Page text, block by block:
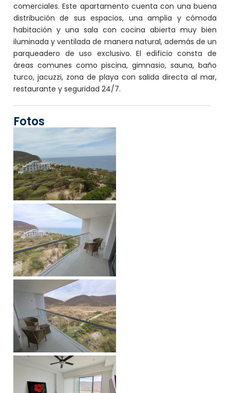
comerciales. Este apartamento cuenta con una buena
distribución de sus espacios, una amplia y cómoda
habitación y una sala con cocina abierta muy bien
iluminada y ventilada de manera natural, además de un
parqueadero de uso exclusivo. El edificio consta de
áreas comunes como piscina, gimnasio, sauna, baño
turco, jacuzzi, zona de playa con salida directa al mar,
restaurante y seguridad 24/7.
Fotos